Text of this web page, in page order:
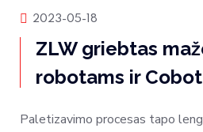
Produktų naujienos
2023-05-18
ZLW griebtas
robotams ir
Paletizavimo procesas tapo